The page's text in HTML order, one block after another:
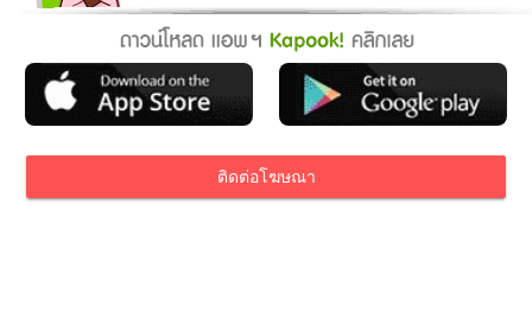
ติดต่อโฆษณา